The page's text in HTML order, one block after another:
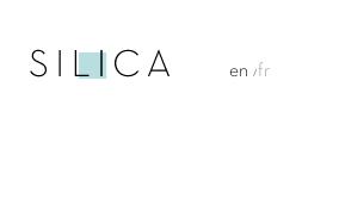
en fr